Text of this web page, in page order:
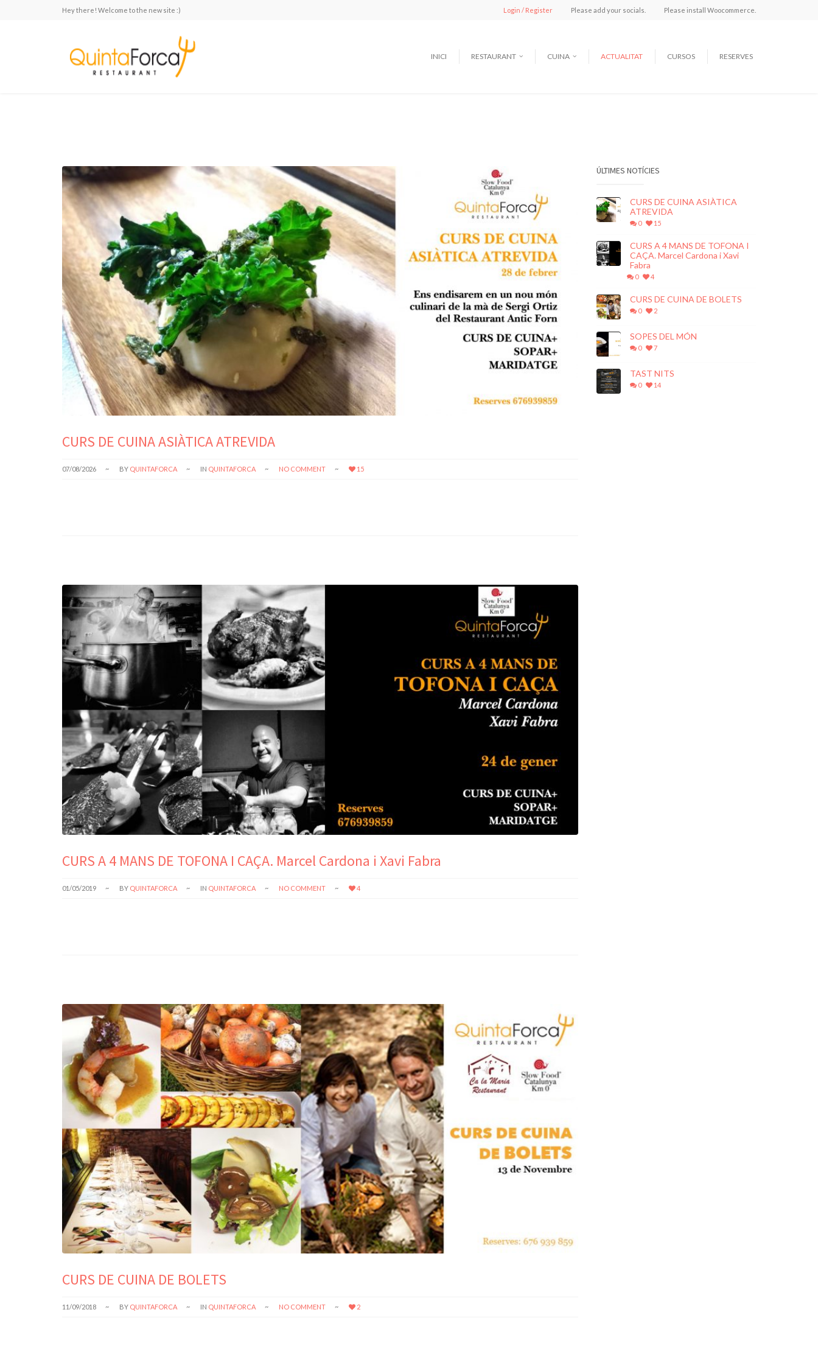
Hey there! Welcome to the new site :) Login / Register Please add your socials. Please install Woocommerce.
INICI RESTAURANT CUINA ACTUALITAT CURSOS RESERVES
CURS DE CUINA ASIÀTICA ATREVIDA
07/08/2026 BY QUINTAFORCA IN QUINTAFORCA NO COMMENT 15
CURS A 4 MANS DE TOFONA I CAÇA. Marcel Cardona i Xavi Fabra
01/05/2019 BY QUINTAFORCA IN QUINTAFORCA NO COMMENT 4
CURS DE CUINA DE BOLETS
11/09/2018 BY QUINTAFORCA IN QUINTAFORCA NO COMMENT 2
ÚLTIMES NOTÍCIES
CURS DE CUINA ASIÀTICA
ATREVIDA
0 15
CURS A 4 MANS DE TOFONA I
CAÇA. Marcel Cardona i Xavi
Fabra
0 4
CURS DE CUINA DE BOLETS
0 2
SOPES DEL MÓN
0 7
TAST NITS
0 14